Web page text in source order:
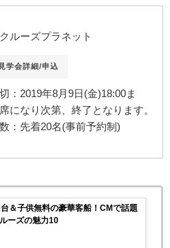
ルーズプラネット
学会詳細/申込
：2019年8月9日(金)18:00ま
になり次第、終了となります。
：先着20名(事前予約制)
＆子供無料の豪華客船！CMで話題
ーズの魅力10